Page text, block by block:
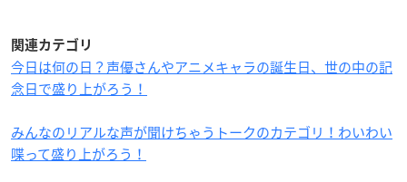
関連カテゴリ
今日は何の日？声優さんやアニメキャラの誕生日、世の中の記
念日で盛り上がろう！
みんなのリアルな声が聞けちゃうトークのカテゴリ！わいわい
喋って盛り上がろう！